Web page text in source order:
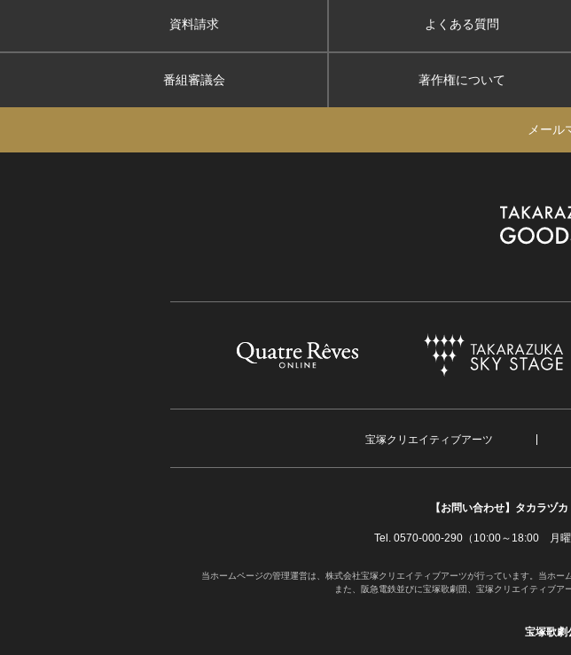
資料請求 よくある質問
番組審議会 著作権について
メール
宝塚クリエイティブアーツ
【お問い合わせ】 タカラヅ
Tel. 0570-000-290（10:00～18:00 月曜
当ホームページの管理運営は、株式会社宝塚クリエイティブアーツが行っています。当ホ
また、阪急電鉄並びに宝塚歌劇団、宝塚クリエイティブア
宝塚歌劇